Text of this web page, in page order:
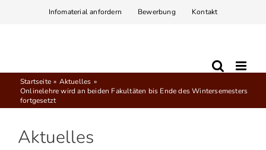
Infomaterial anfordern Bewerbung Kontakt
Startseite
Aktuelles
Onlinelehre wird an beiden Fakultäten bis Ende des Wintersemesters
fortgesetzt
Aktuelles